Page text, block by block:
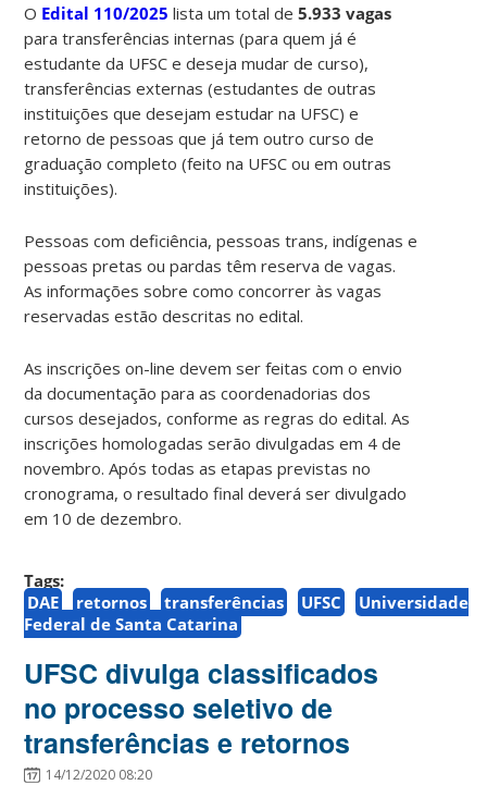
O Edital 110/2025 lista um total de5.933 vagas
para transferências internas (para quem já é
estudante da UFSC e deseja mudar de curso),
transferências externas (estudantes de outras
instituições que desejam estudar na UFSC) e
retorno de pessoas que já tem outro curso de
graduação completo (feito na UFSC ou em outras
instituições).
Pessoas com deficiência, pessoas trans, indígenas e
pessoas pretas ou pardas têm reserva de vagas.
As informações sobre como concorrer às vagas
reservadas estão descritas no edital.
As inscrições on-line devem ser feitas com o envio
da documentação para as coordenadorias dos
cursos desejados, conforme as regras do edital. As
inscrições homologadas serão divulgadas em 4 de
novembro. Após todas as etapas previstas no
cronograma, o resultado final deverá ser divulgado
em 10 de dezembro.
Tags:
DAE
retornos transferências UFSC
Universidade
Federal de Santa Catarina
UFSC divulga classificados
no processo seletivo de
transferências e retornos
14/12/2020 08:20